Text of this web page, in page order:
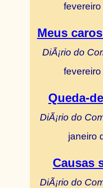
Meus
DiÃ¡rio do
Queda-
DiÃ¡rio do
janeiro
Causas
DiÃ¡rio do